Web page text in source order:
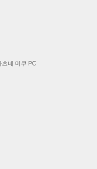
츠네 미쿠 PC